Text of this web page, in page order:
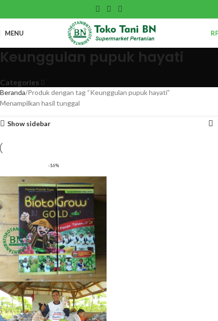
MENU
Keunggulan pupuk hayati
Categories
Beranda Produk dengan tag “Keunggulan pupuk hayati”
Menampilkan hasil tunggal
Show sidebar
-16%